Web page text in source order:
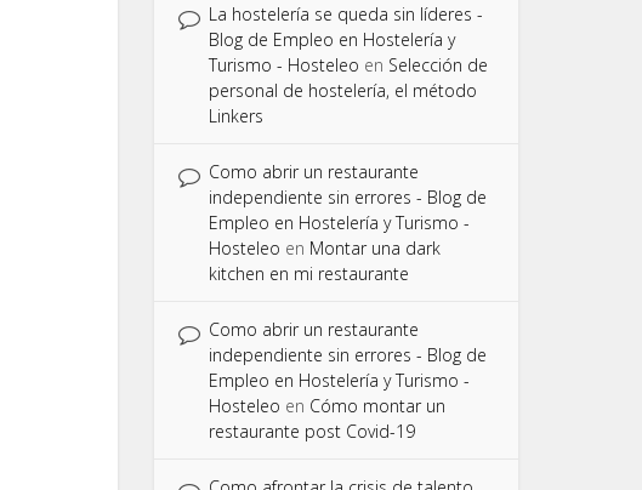
La hostelería se queda sin líderes -
Blog de Empleo en Hostelería y
Turismo - Hosteleo en Selección de
personal de hostelería, el método
Linkers
Como abrir un restaurante
independiente sin errores - Blog de
Empleo en Hostelería y Turismo -
Hosteleo en Montar una dark
kitchen en mi restaurante
Como abrir un restaurante
independiente sin errores - Blog de
Empleo en Hostelería y Turismo -
Hosteleo en Cómo montar un
restaurante post Covid-19